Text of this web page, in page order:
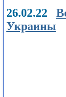
26.02.22
Украины